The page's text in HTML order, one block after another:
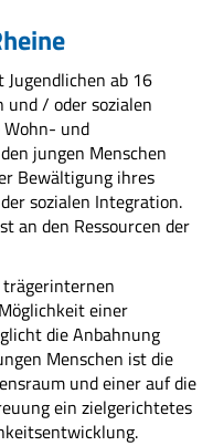
ab 16
und / oder sozialen
Wohn- und
jungen Menschen
Bewältigung ihres
sozialen Integration.
an den Ressourcen der
trägerinternen
einer
die Anbahnung
Menschen ist die
und einer auf die
ein zielgerichtetes